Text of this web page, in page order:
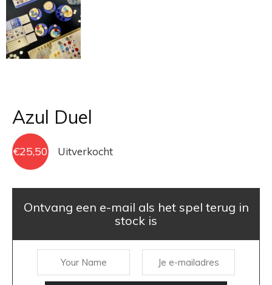
Azul Duel
€25,50 Uitverkocht
Ontvang een e-mail als het spel terug in
stock is